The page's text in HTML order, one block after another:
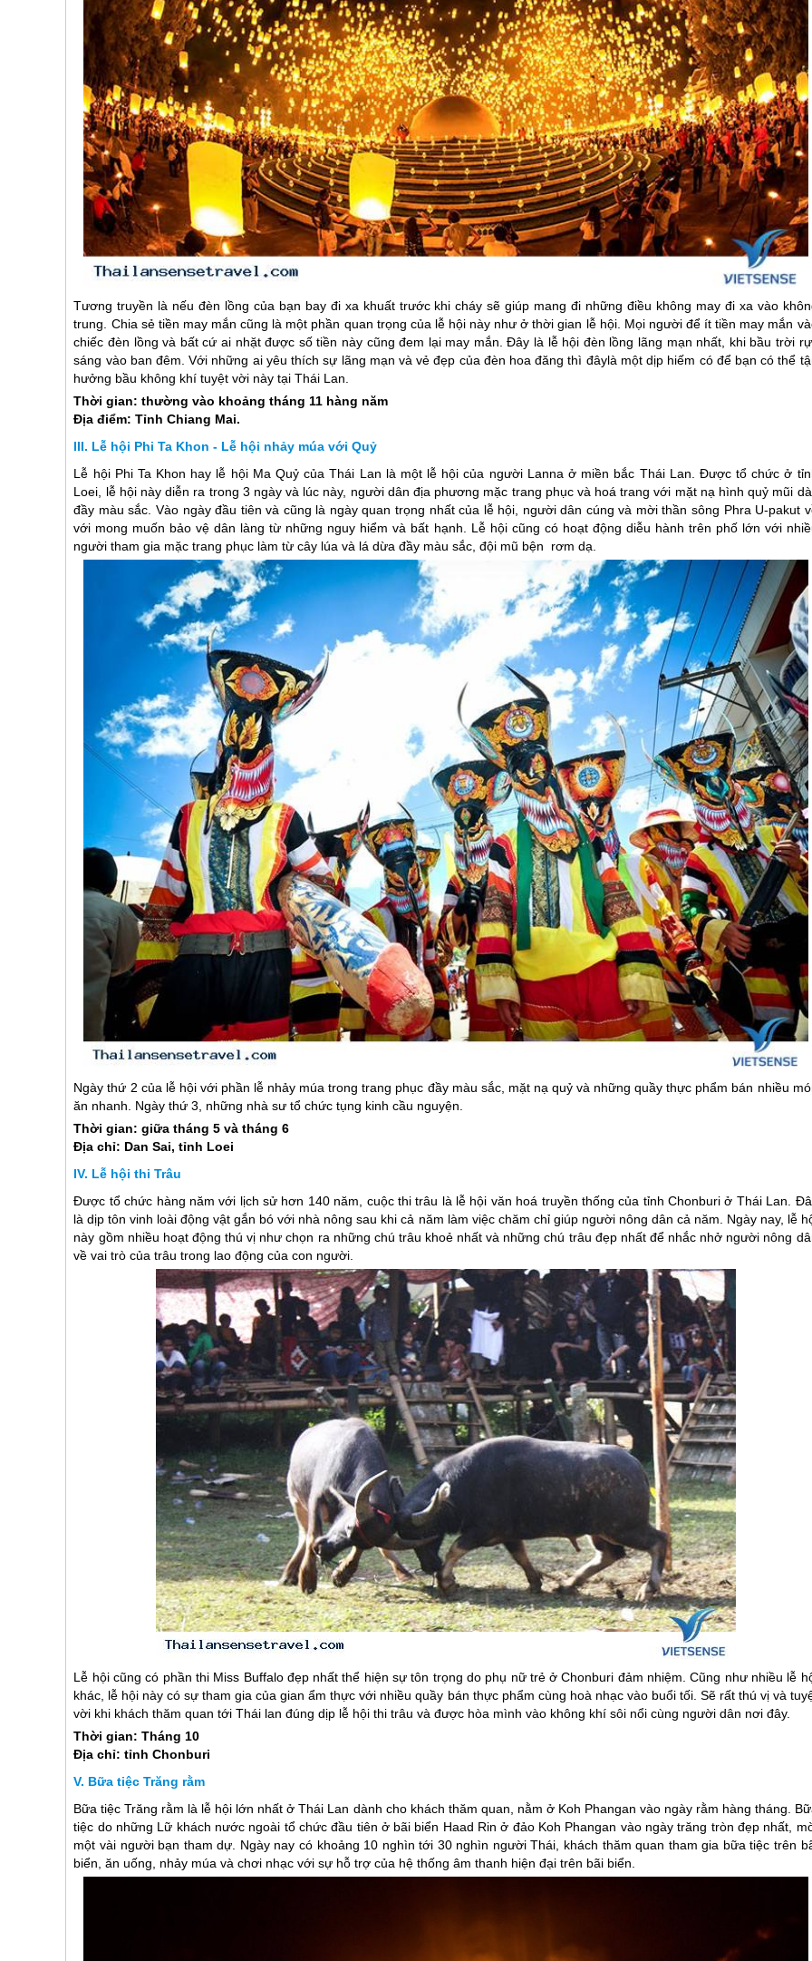
Tương truyền là nếu đèn lồng của bạn bay đi xa khuất trước khi cháy sẽ giúp mang đi những điều không may đi xa vào
trung. Chia sẻ tiền may mắn cũng là một phần quan trọng của lễ hội này như ở thời gian lễ hội. Mọi người để ít tiền may mắn
chiếc đèn lồng và bất cứ ai nhặt được số tiền này cũng đem lại may mắn. Đây là lễ hội đèn lồng lãng mạn nhất, khi bầu trời
sáng vào ban đêm. Với những ai yêu thích sự lãng mạn và vẻ đẹp của đèn hoa đăng thì đâylà một dịp hiếm có để bạn có thể
hưởng bầu không khí tuyệt vời này tạiThái Lan
Thời gian: thường vào khoảng tháng 11 hàng năm
Địa điểm: Tỉnh Chiang Mai.
Lễ hội Phi Ta Khon - Lễ hội nhảy múa với Quỷ
Lễ hội Phi Ta Khon hay lễ hội Ma Quỷ củaThái Lan là một lễ hội của người Lanna ở miền bắc Thái Lan . Được tổ chức ở
Loei, lễ hội này diễn ra trong 3 ngày và lúc này, người dân địa phương mặc trang phục và hoá trang với mặt nạ hình quỷ mũi
đầy màu sắc. Vào ngày đầu tiên và cũng là ngày quan trọng nhất của lễ hội, người dân cúng và mời thần sông Phra U-pakut
với mong muốn bảo vệ dân làng từ những nguy hiểm và bất hạnh. Lễ hội cũng có hoạt động diễu hành trên phố lớn với
người tham gia mặc trang phục làm từ cây lúa và lá dừa đầy màu sắc, đội mũ bện rơm dạ.
Ngày thứ 2 của lễ hội với phần lễ nhảy múa trong trang phục đầy màu sắc, mặt nạ quỷ và những quầy thực phẩm bán nhiều
ăn nhanh. Ngày thứ 3, những nhà sư tổ chức tụng kinh cầu nguyện.
Thời gian: giữa tháng 5 và tháng 6
Địa chỉ: Dan Sai, tỉnh Loei
Lễ hội thi Trâu
Được tổ chức hàng năm với lịch sử hơn 140 năm, cuộc thi trâu là lễ hội văn hoá truyền thống của tỉnh Chonburi ở Thái Lan .
là dịp tôn vinh loài động vật gắn bó với nhà nông sau khi cả năm làm việc chăm chỉ giúp người nông dân cả năm. Ngày nay, lễ
này gồm nhiều hoạt động thú vị như chọn ra những chú trâu khoẻ nhất và những chú trâu đẹp nhất để nhắc nhở người nông
về vai trò của trâu trong lao động của con người.
Lễ hội cũng có phần thi Miss Buffalo đẹp nhất thể hiện sự tôn trọng do phụ nữ trẻ ở Chonburi đảm nhiệm. Cũng như nhiều lễ
khác, lễ hội này có sự tham gia của gian ẩm thực với nhiều quầy bán thực phẩm cùng hoà nhạc vào buổi tối. Sẽ rất thú vị và
vời khi khách thăm quan tớiThái lan đúng dịp lễ hội thi trâu và được hòa mình vào không khí sôi nổi cùng người dân nơi đây.
Thời gian: Tháng 10
Địa chỉ: tỉnh Chonburi
Bữa tiệc Trăng rằm
Bữa tiệc Trăng rằm là lễ hội lớn nhất ởThái Lan dành cho khách thăm quan, nằm ở Koh Phangan vào ngày rằm hàng tháng.
tiệc do những Lữ khách nước ngoài tổ chức đầu tiên ở bãi biển Haad Rin ở đảo Koh Phangan vào ngày trăng tròn đẹp nhất,
một vài người bạn tham dự. Ngày nay có khoảng 10 nghìn tới 30 nghìn người Thái, khách thăm quan tham gia bữa tiệc trên
biển, ăn uống, nhảy múa và chơi nhạc với sự hỗ trợ của hệ thống âm thanh hiện đại trên bãi biển.